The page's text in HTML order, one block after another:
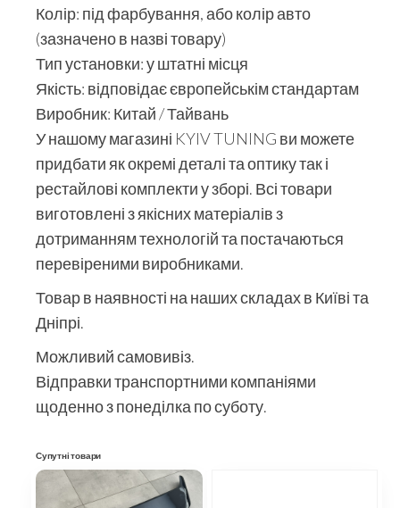
Колір: під фарбування, або колір авто
(зазначено в назві товару)
Тип установки: у штатні місця
Якість: відповідає європейськім стандартам
Виробник: Китай / Тайвань
У нашому магазині KYIV TUNING ви можете
придбати як окремі деталі та оптику так і
рестайлові комплекти у зборі. Всі товари
виготовлені з якісних матеріалів з
дотриманням технологій та постачаються
перевіреними виробниками.
Товар в наявності на наших складах в Київі та
Дніпрі.
Можливий самовивіз.
Відправки транспортними компаніями
щоденно з понеділка по суботу.
Супутні товари